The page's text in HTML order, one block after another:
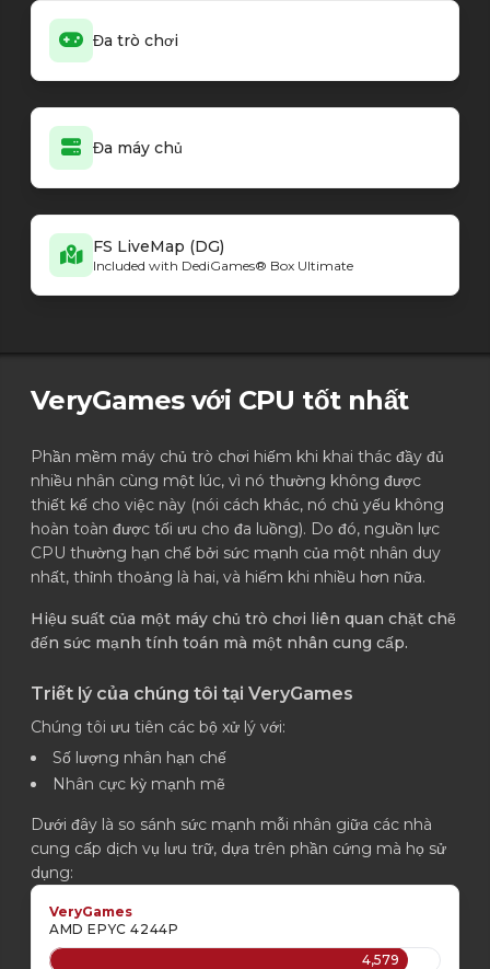
Đa trò chơi
Đa máy chủ
FS LiveMap (DG)
Included with DediGames® Box Ultimate
VeryGames với CPU tốt nhất
Phần mềm máy chủ trò chơi hiếm khi khai thác đầy đủ
nhiều nhân cùng một lúc, vì nó thường không được
thiết kế cho việc này (nói cách khác, nó chủ yếu không
hoàn toàn được tối ưu cho đa luồng). Do đó, nguồn lực
CPU thường hạn chế bởi sức mạnh của một nhân duy
nhất, thỉnh thoảng là hai, và hiếm khi nhiều hơn nữa.
Hiệu suất của một máy chủ trò chơi liên quan chặt chẽ
đến sức mạnh tính toán mà một nhân cung cấp.
Triết lý của chúng tôi tại VeryGames
Chúng tôi ưu tiên các bộ xử lý với:
Số lượng nhân hạn chế
Nhân cực kỳ mạnh mẽ
Dưới đây là so sánh sức mạnh mỗi nhân giữa các nhà
cung cấp dịch vụ lưu trữ, dựa trên phần cứng mà họ sử
dụng:
VeryGames
AMD EPYC 4244P
4,579